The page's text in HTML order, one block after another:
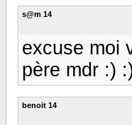
s@m 14
excuse moi
père mdr :)
benoit 14